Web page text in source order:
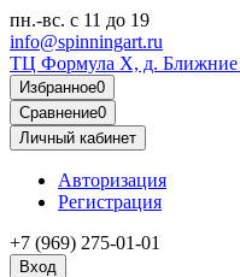
пн.-вс. с 11 до 19
info@spinningart.ru
ТЦ Формула X, д. Ближние
Избранное0
Сравнение0
Личный кабинет
Авторизация
Регистрация
+7 (969) 275-01-01
Вход